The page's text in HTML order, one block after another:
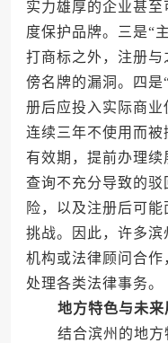
实力雄厚的企业甚
度保护品牌。三是“
打商标之外，注册
傍名牌的漏洞。四是
册后应投入实际商业
连续三年不使用而
有效期，提前办理
查询不充分导致的
险，以及注册后可
挑战。因此，许多
机构或法律顾问合
处理各类法律事务。
地方特色与未来
结合滨州的地方